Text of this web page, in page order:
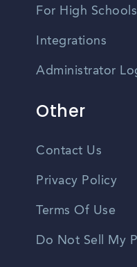
For High Schools
Integrations
Administrator
Other
Contact Us
Privacy Policy
Terms Of Use
Do Not Sell My